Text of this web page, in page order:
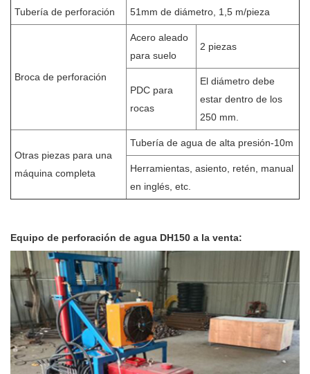
Tubería de perforación 51mm de diámetro, 1,5 m/pieza
Broca de perforación
Acero aleado
para suelo
2 piezas
PDC para
rocas
El diámetro debe
estar dentro de los
250 mm.
Otras piezas para una
máquina completa
Tubería de agua de alta presión-10m
Herramientas, asiento, retén, manual
en inglés, etc.
Equipo de perforación de agua DH150 a la venta: